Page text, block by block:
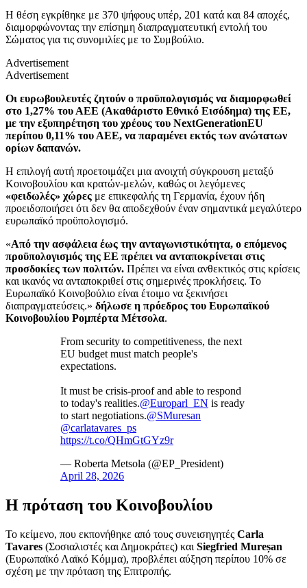
Η θέση εγκρίθηκε με 370 ψήφους υπέρ, 201 κατά και 84 αποχές,
διαμορφώνοντας την επίσημη διαπραγματευτική εντολή του
Σώματος για τις συνομιλίες με το Συμβούλιο.
Advertisement
Advertisement
Οι ευρωβουλευτές ζητούν ο προϋπολογισμός να διαμορφωθεί
στο 1,27% του ΑΕΕ (Ακαθάριστο Εθνικό Εισόδημα) της ΕΕ,
με την εξυπηρέτηση του χρέους του NextGenerationEU
περίπου 0,11% του ΑΕΕ, να παραμένει εκτός των ανώτατων
ορίων δαπανών.
Η επιλογή αυτή προετοιμάζει μια ανοιχτή σύγκρουση μεταξύ
Κοινοβουλίου και κρατών-μελών, καθώς οι λεγόμενες
«φειδωλές» χώρες με επικεφαλής τη Γερμανία, έχουν ήδη
προειδοποιήσει ότι δεν θα αποδεχθούν έναν σημαντικά μεγαλύτερο
ευρωπαϊκό προϋπολογισμό.
«Από την ασφάλεια έως την ανταγωνιστικότητα, ο επόμενος
προϋπολογισμός της ΕΕ πρέπει να ανταποκρίνεται στις
προσδοκίες των πολιτών. Πρέπει να είναι ανθεκτικός στις κρίσεις
και ικανός να ανταποκριθεί στις σημερινές προκλήσεις. Το
Ευρωπαϊκό Κοινοβούλιο είναι έτοιμο να ξεκινήσει
διαπραγματεύσεις.» δήλωσε η πρόεδρος του Ευρωπαϊκού
Κοινοβουλίου Ρομπέρτα Μέτσολα.
From security to competitiveness, the next
EU budget must match people's
expectations.
It must be crisis-proof and able to respond
to today's realities.@Europarl_EN is ready
to start negotiations.@SMuresan
@carlatavares_ps
https://t.co/QHmGtGYz9r
— Roberta Metsola (@EP_President)
April 28, 2026
Η πρόταση του Κοινοβουλίου
Το κείμενο, που εκπονήθηκε από τους συνεισηγητές Carla
Tavares (Σοσιαλιστές και Δημοκράτες) και Siegfried Mureșan
(Ευρωπαϊκό Λαϊκό Κόμμα), προβλέπει αύξηση περίπου 10% σε
σχέση με την πρόταση της Επιτροπής.